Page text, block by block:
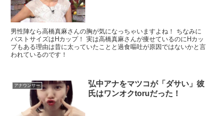
男性陣なら高橋真麻さんの胸が気になっちゃいますよね！ ちなみに
バストサイズはHカップ！ 実は高橋真麻さんが痩せているのにHカッ
プもある理由は昔に太っていたことと過食嘔吐が原因ではないかと言
われているのです！
アナウンサー
弘中アナをマツコが「ダサい」彼
氏はワンオクtoruだった！